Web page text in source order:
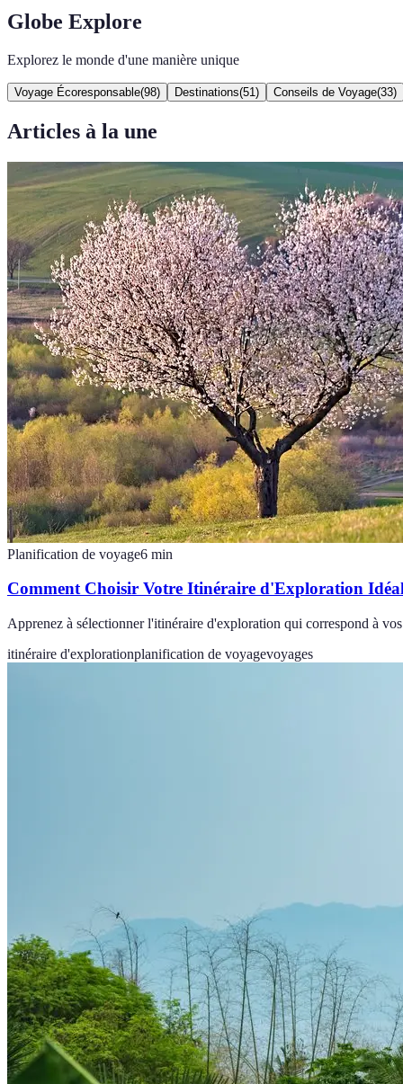
Globe Explore
Explorez le monde d'une manière unique
Voyage Écoresponsable(98) Destinations(51 ) Conseils de Voyage(33)
Articles à la une
Planification de voyage6 min
Comment Choisir Votre Itinéraire d'Exploration
Apprenez à sélectionner l'itinéraire d'exploration qui correspond à
itinéraire d'explorationplanification de voyagevoyages